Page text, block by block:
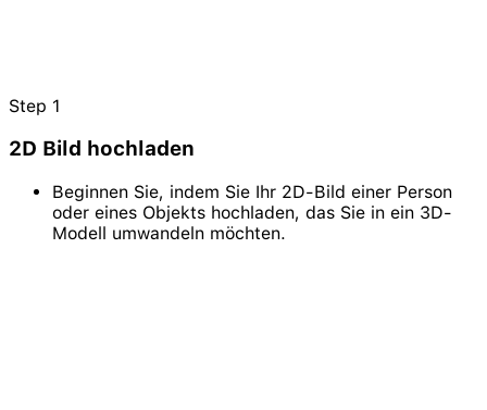
Step 1
2D Bild hochladen
Beginnen Sie, indem Sie Ihr 2D-Bild einer Person
oder eines Objekts hochladen, das Sie in ein 3D-
Modell umwandeln möchten.